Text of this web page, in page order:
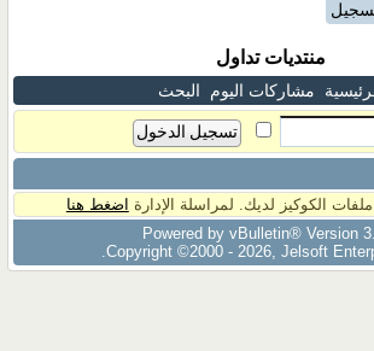
منتديات تداول
مشاركات اليوم البحث
الكوكيز لديك. لمراسلة الإدارة اضغط هنا
Powered by vBulletin® Version
Copyright ©2000 - 2026, Jelsoft